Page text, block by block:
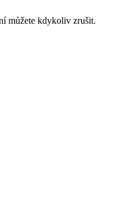
můžete kdykoliv zrušit.